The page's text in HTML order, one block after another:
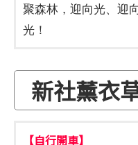
聚森林，迎向光、迎
光！
新社薰衣
【自行開車】